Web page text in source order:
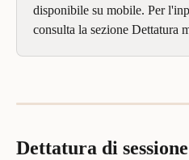
disponibile su mobile. Per
consulta la sezione Dettatura
Dettatura di sessione